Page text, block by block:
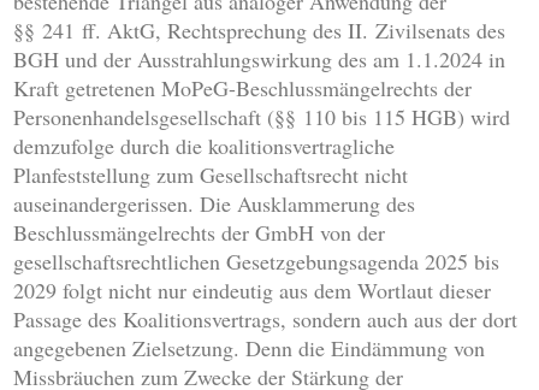
§§ 241 ff. AktG, Rechtsprechung des II. Zivilsenats des
BGH und der Ausstrahlungswirkung des am 1.1.2024 in
Kraft getretenen MoPeG-Beschlussmängelrechts der
Personenhandelsgesellschaft (§§ 110 bis 115 HGB) wird
demzufolge durch die koalitionsvertragliche
Planfeststellung zum Gesellschaftsrecht nicht
auseinandergerissen. Die Ausklammerung des
Beschlussmängelrechts der GmbH von der
gesellschaftsrechtlichen Gesetzgebungsagenda 2025 bis
2029 folgt nicht nur eindeutig aus dem Wortlaut dieser
Passage des Koalitionsvertrags, sondern auch aus der dort
angegebenen Zielsetzung. Denn die Eindämmung von
Missbräuchen zum Zwecke der Stärkung der